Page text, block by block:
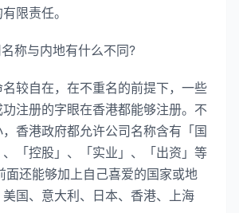
限责任。
与内地有什么不同?
自在，在不重名的前提下，一些
注册的字眼在香港都能够注册。不
香港政府都允许公司名称含有「国
「控股」、「实业」、「出资」等
面还能够加上自己喜爱的国家或地
国、意大利、日本、香港、上海